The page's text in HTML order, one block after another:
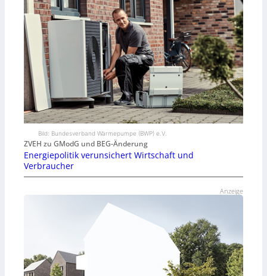
Bild: Bundesverband Wärmepumpe (BWP) e.V.
ZVEH zu GModG und BEG-Änderung
Energiepolitik verunsichert Wirtschaft und
Verbraucher
Anzeige